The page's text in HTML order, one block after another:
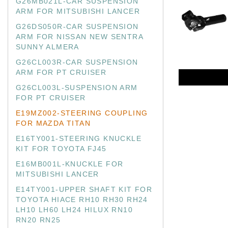
ARM FOR MITSUBISHI LANCER
G26DS050R-CAR SUSPENSION
ARM FOR NISSAN NEW SENTRA
SUNNY ALMERA
G26CL003R-CAR SUSPENSION
ARM FOR PT CRUISER
G26CL003L-SUSPENSION ARM
FOR PT CRUISER
E19MZ002-STEERING COUPLING
FOR MAZDA TITAN
E16TY001-STEERING KNUCKLE
KIT FOR TOYOTA FJ45
E16MB001L-KNUCKLE FOR
MITSUBISHI LANCER
E14TY001-UPPER SHAFT KIT FOR
TOYOTA HIACE RH10 RH30 RH24
LH10 LH60 LH24 HILUX RN10
RN20 RN25